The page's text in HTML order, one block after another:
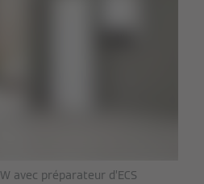
avec préparateur d’ECS